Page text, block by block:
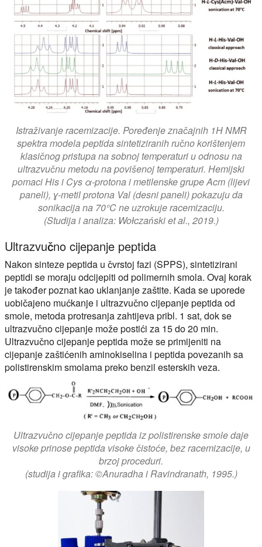
Istraživanje racemizacije. Poređenje značajnih 1H NMR
spektra modela peptida sintetiziranih ručno korištenjem
klasičnog pristupa na sobnoj temperaturi u odnosu na
ultrazvučnu metodu na povišenoj temperaturi. Hemijski
pomaci His i Cys α-protona i metilenske grupe Acm (lijevi
paneli), ɣ-metil protona Val (desni paneli) pokazuju da
sonikacija na 70°C ne uzrokuje racemizaciju.
(Studija i analiza: Wołczański et al., 2019.)
Ultrazvučno cijepanje peptida
Nakon sinteze peptida u čvrstoj fazi (SPPS), sintetizirani
peptidi se moraju odcijepiti od polimernih smola. Ovaj korak
je također poznat kao uklanjanje zaštite. Kada se uporede
uobičajeno mućkanje i ultrazvučno cijepanje peptida od
smole, metoda protresanja zahtijeva pribl. 1 sat, dok se
ultrazvučno cijepanje može postići za 15 do 20 min.
Ultrazvučno cijepanje peptida može se primijeniti na
cijepanje zaštićenih aminokiselina i peptida povezanih sa
polistirenskim smolama preko benzil esterskih veza.
Ultrazvučno cijepanje peptida iz polistirenske smole daje
visoke prinose peptida visoke čistoće, bez racemizacije, u
brzoj proceduri.
(studija i grafika: ©Anuradha i Ravindranath, 1995.)